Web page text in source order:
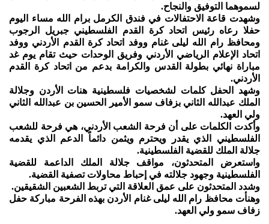
لسموهما التوفيق والنجاح.
وشهدت قاعة الاحتفالات في فندق الكرمل برام الله مساء اليوم
حفلا رعاه رئيس اتحاد كرة القدم الفلسطيني جبريل الرجوب
ومحافظ رام الله ليلى غنام ووفد اتحاد كرة القدم الأردني ووفد
اتحاد الإعلام الرياضي الأردني وفريق الوحدات حيث تقام يوم غد
مباراة نهائي بطولة القدس والكرامة بدعم من اتحاد كرة القدم
الأردني.
وشهد الحفل كلمات لشخصيات فلسطينية هنات الأردن وجلالة
الملك عبدالله الثاني بزفاف سمو الأمير الحسين بن عبدالله الثاني
ولي العهد.
وأكدت الكلمات على أن فرحة الشعب الأردني، هي فرحة للشعب
الفلسطيني الذي يقدر ويحترم ويثمن دائماً الدعم الذي يقدمه
جلالة الملك للقضية الفلسطينية.
واستعرض المتحدثون، مواقف جلالة الملك الداعمة للقضية
الفلسطينية وجهود جلالته في إحباط محاولات تصفية القضية.
وشدد المتحدثون على عمق العلاقة التي تربط الشعبين الشقيقين.
وهنأت محافظ رام الله ليلى غنام الأردن بهذه الفرحة مباركة حفل
زفاف سمو ولي العهد.